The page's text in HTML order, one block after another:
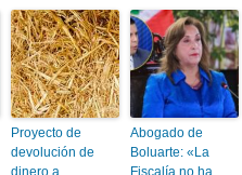
Proyecto de
devolución de
dinero a
Abogado de
Boluarte: «La
Fiscalía no ha